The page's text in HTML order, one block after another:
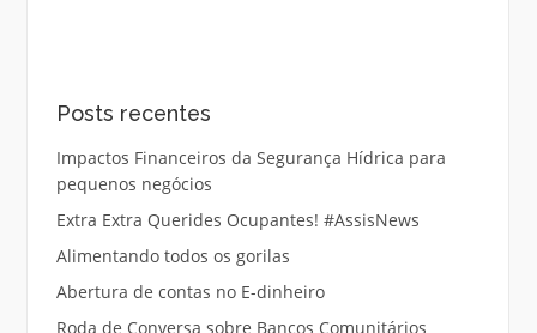
Posts recentes
Impactos Financeiros da Segurança Hídrica para
pequenos negócios
Extra Extra Querides Ocupantes! #AssisNews
Alimentando todos os gorilas
Abertura de contas no E-dinheiro
Roda de Conversa sobre Bancos Comunitários